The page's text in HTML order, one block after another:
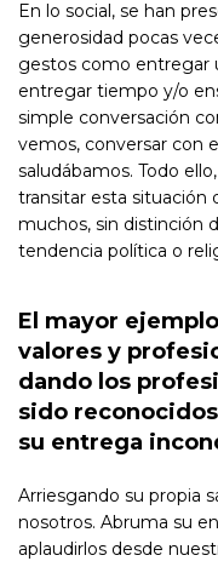
En lo social, se han
generosidad pocas
gestos como entregar
entregar tiempo y/o
simple conversación
vemos, conversar con
saludábamos. Todo
transitar esta situación
muchos, sin distinción
tendencia política o
El mayor
valores y
dando los
sido
su entrega
Arriesgando su propia
nosotros. Abruma su
aplaudirlos desde